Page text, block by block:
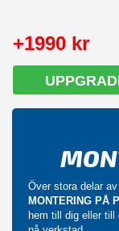
+1990 kr
Över stora delar
MONTERING PÅ
hem till dig eller